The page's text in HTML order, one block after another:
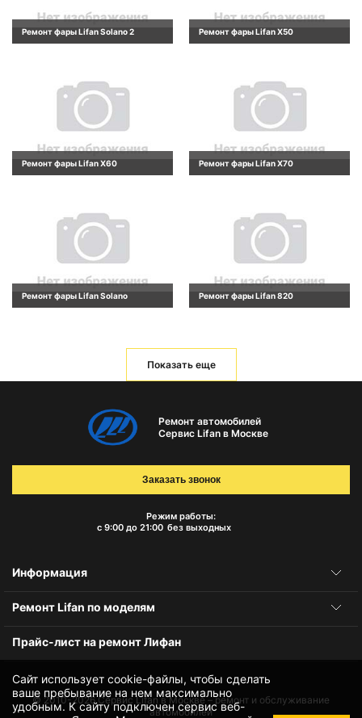
Ремонт фары Lifan Solano 2 Ремонт фары Lifan X50
Ремонт фары Lifan X60 Ремонт фары Lifan X70
Ремонт фары Lifan Solano Ремонт фары Lifan 820
Показать еще
Сайт использует cookie-файлы, чтобы сделать
ваше пребывание на нем максимально
удобным. К cайту подключен сервис веб-
Ремонт автомобилей
Сервис Lifan в Москве
Режим работы:
с 9:00 до 21:00 без выходных
Заказать звонок
Информация
Ремонт Lifan по моделям
Прайс-лист на ремонт Лифан
© 2010-2026Сервис Lifan в Москве – ремонт и обслуживание
автомобилей